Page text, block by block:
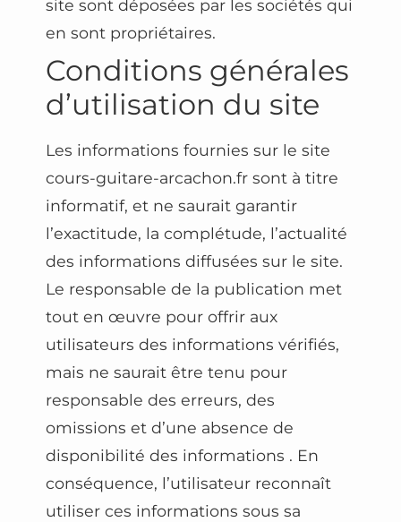
site sont déposées par les sociétés qui
en sont propriétaires.
Conditions générales
d’utilisation du site
Les informations fournies sur le site
cours-guitare-arcachon.fr sont à titre
informatif, et ne saurait garantir
l’exactitude, la complétude, l’actualité
des informations diffusées sur le site.
Le responsable de la publication met
tout en œuvre pour offrir aux
utilisateurs des informations vérifiés,
mais ne saurait être tenu pour
responsable des erreurs, des
omissions et d’une absence de
disponibilité des informations . En
conséquence, l’utilisateur reconnaît
utiliser ces informations sous sa